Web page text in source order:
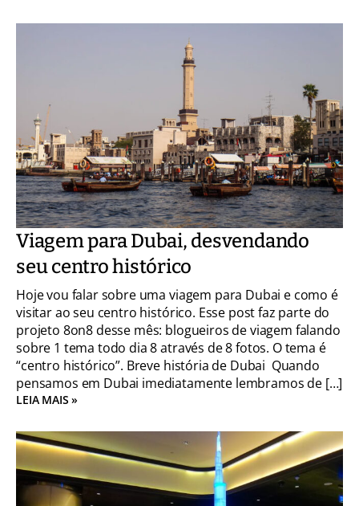
Viagem para Dubai, desvendando
seu centro histórico
Hoje vou falar sobre uma viagem para Dubai e como é
visitar ao seu centro histórico. Esse post faz parte do
projeto 8on8 desse mês: blogueiros de viagem falando
sobre 1 tema todo dia 8 através de 8 fotos. O tema é
“centro histórico”. Breve história de Dubai Quando
pensamos em Dubai imediatamente lembramos de […]
LEIA MAIS »